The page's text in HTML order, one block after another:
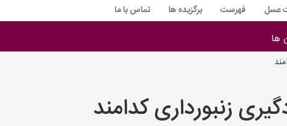
عسل فهرست برگزیده ها تماس با ما
ها
زنبورداری کدامند